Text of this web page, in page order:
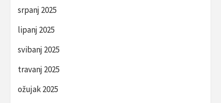
srpanj 2025
lipanj 2025
svibanj 2025
travanj 2025
ožujak 2025